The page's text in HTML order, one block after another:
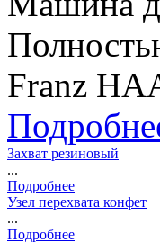
Franz
Захват резиновый
...
Подробнее
Узел перехвата конфет
...
Подробнее